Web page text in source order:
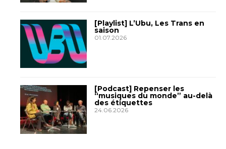
[Playlist] L’Ubu, Les Trans en
saison
01.07.2026
[Podcast] Repenser les
“musiques du monde” au-delà
des étiquettes
24.06.2026